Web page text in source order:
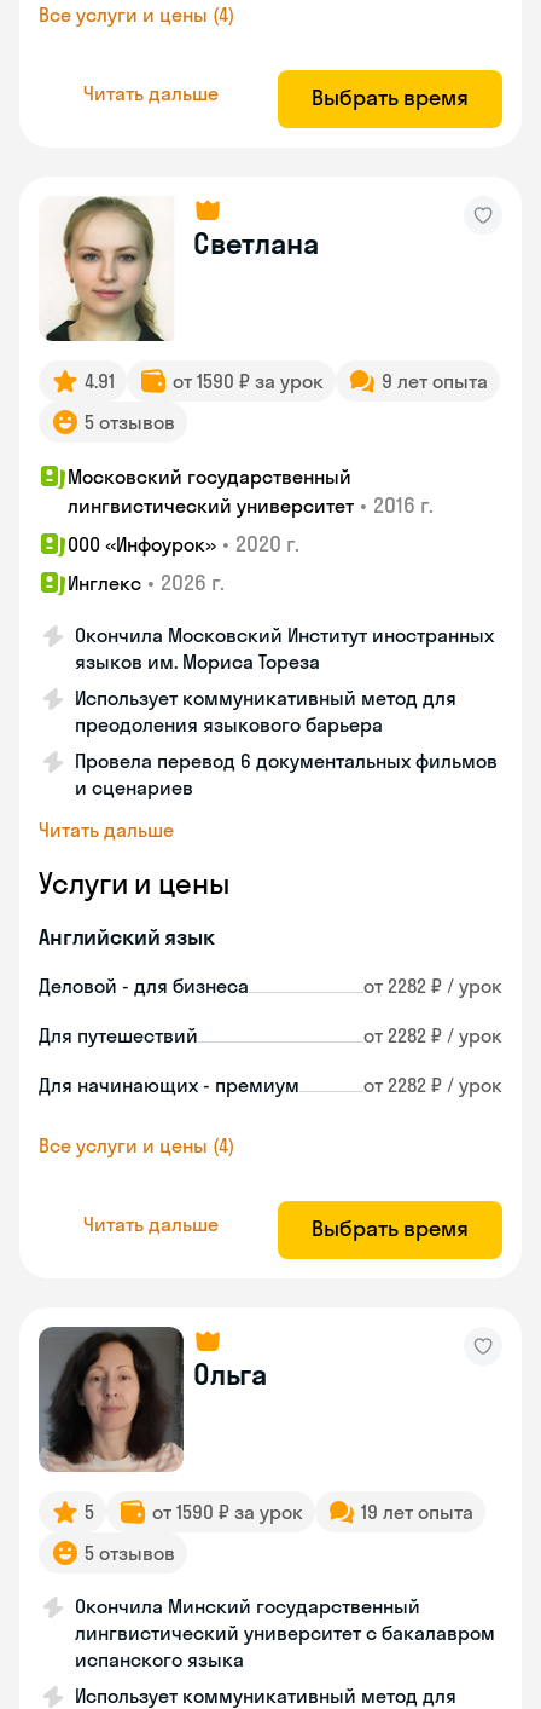
Все услуги и цены (4)
Читать дальше Выбрать время
Светлана
4.91 от 1590 ₽ за урок
9 лет опыта
5 отзывов
Московский государственный
лингвистический университет • 2016 г.
ООО «Инфоурок» • 2020 г.
Инглекс • 2026 г.
Окончила Московский Институт иностранных
языков им. Мориса Тореза
Использует коммуникативный метод для
преодоления языкового барьера
Провела перевод 6 документальных фильмов
и сценариев
Читать дальше
Услуги и цены
Английский язык
Деловой - для бизнеса от 2282 ₽ / урок
Для путешествий от 2282 ₽ / урок
Для начинающих - премиум от 2282 ₽ / урок
Все услуги и цены (4)
Читать дальше Выбрать время
Ольга
5 от 1590 ₽ за урок
19 лет опыта
5 отзывов
Окончила Минский государственный
лингвистический университет с бакалавром
испанского языка
Использует коммуникативный метод для